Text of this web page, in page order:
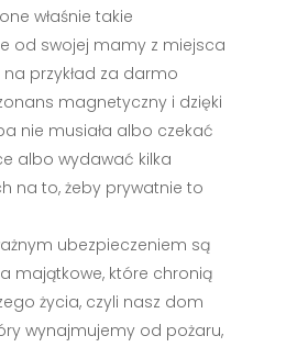
właśnie takie
od swojej mamy z miejsca
przykład za darmo
magnetyczny i dzięki
nie musiała albo czekać
albo wydawać kilka
na to, żeby prywatnie to
ubezpieczeniem są
majątkowe, które chronią
życia, czyli nasz dom
wynajmujemy od pożaru,